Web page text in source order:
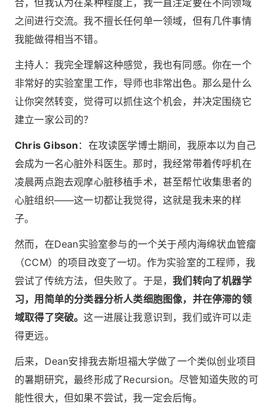
合，但我认为在某种程度上，我一直注定要在不同领域
之间进行交流。我不擅长任何单一领域，但有几件事情
我能做得相当不错。
主持人：我完全理解这种感觉，我也有同感。你在一个
非常好的实验室里工作，导师也非常出色。那么是什么
让你突然转变，觉得可以抓住这个机会，并决定围绕它
建立一家公司的？
Chris Gibson ：在攻读医学博士期间，我原本以为自己
会成为一名心脏外科医生。那时，我经常带着传呼机在
凌晨两点跑去观摩心脏移植手术，甚至帮忙收集患者的
心脏组织——这一切都让我觉得，这就是我未来的样
子。
然而，在Dean实验室参与的一个关于颅内海绵状血管瘤
（CCM）的项目改变了一切。作为实验室的工程师，我
尝试了传统方法，但失败了。于是，我们转向了机器学
习，用简单的分类器分析人类细胞图像，并在停滞的领
域取得了突破。这一进展让我意识到，我们或许可以走
得更远。
后来，Dean安排我去斯坦福大学做了一个类似创业项目
的暑期研究，最终形成了Recursion。尽管知道失败的可
能性很大，但如果不尝试，我一定会后悔。